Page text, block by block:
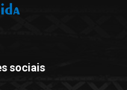
sociais